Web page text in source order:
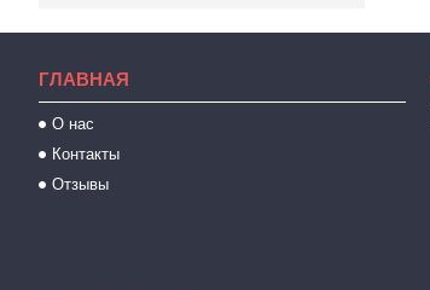
ГЛАВНАЯ
О нас
Контакты
Отзывы